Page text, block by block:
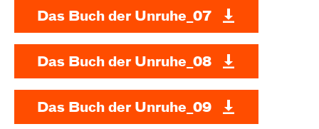
Das Buch der Unruhe_07
Das Buch der Unruhe_08
Das Buch der Unruhe_09